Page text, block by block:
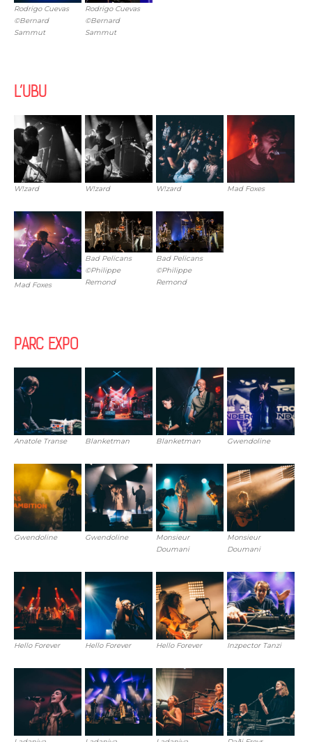
Rodrigo Cuevas
©Bernard
Sammut
Rodrigo Cuevas
©Bernard
Sammut
L’UBU
W!zard W!zard W!zard Mad Foxes
Mad Foxes
Bad Pelicans
©Philippe
Remond
Bad Pelicans
©Philippe
Remond
PARC EXPO
Anatole Transe Blanketman Blanketman Gwendoline
Gwendoline Gwendoline
Monsieur
Doumani
Monsieur
Doumani
Hello Forever Hello Forever Hello Forever Inzpector Tanzi